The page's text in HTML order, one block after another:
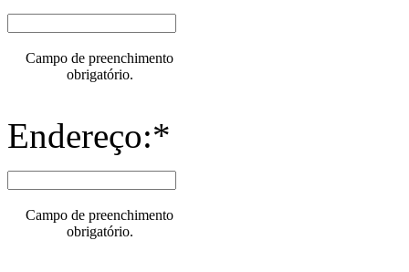
Campo de preenchimento
obrigatório.
Endereço:*
Campo de preenchimento
obrigatório.